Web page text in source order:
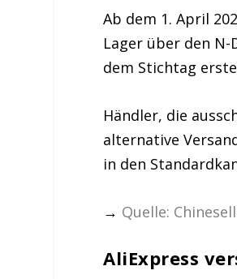
Ab dem 1. April
Lager über den
dem Stichtag
Händler, die
alternative
in den
→ Quelle:
AliExpress